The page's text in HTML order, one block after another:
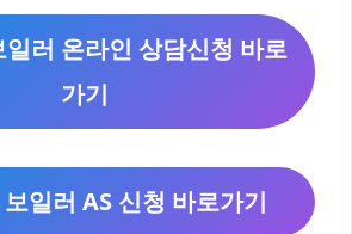
러 온라인 상담신청 바로
가기
일러 AS 신청 바로가기